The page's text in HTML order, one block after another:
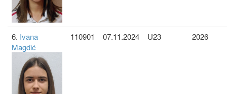
6. Ivana
Magdić
110901 07.11.2024 U23 2026